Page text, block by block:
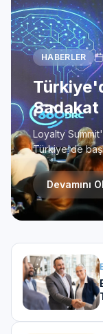
HABERLER
Sadakat
Loyalty
Türkiye'de
dönüşümüne
anlattık.
Devamını